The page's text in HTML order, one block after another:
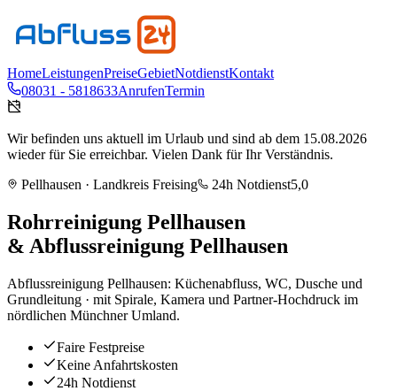
HomeLeistungenPreiseGebietNotdienstKontakt
08031 - 5818633AnrufenTermin
Wir befinden uns aktuell im Urlaub und sind ab dem 15.08.2026
wieder für Sie erreichbar. Vielen Dank für Ihr Verständnis.
Pellhausen · Landkreis Freising 24h Notdienst5,0
Rohrreinigung Pellhausen
& Abflussreinigung Pellhausen
Abflussreinigung Pellhausen: Küchenabfluss, WC, Dusche und
Grundleitung · mit Spirale, Kamera und Partner-Hochdruck im
nördlichen Münchner Umland.
Faire Festpreise
Keine Anfahrtskosten
24h Notdienst